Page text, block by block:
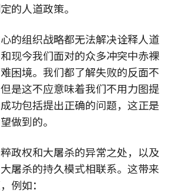
的人道政策。
的组织战略都无法解决诠释人道
现今我们面对的众多冲突中赤裸
困境。我们都了解失败的反面不
是这不应意味着我们不用力图提
功包括提出正确的问题，这正是
做到的。
政权和大屠杀的异常之处，以及
屠杀的持久模式相联系。这带来
例如：